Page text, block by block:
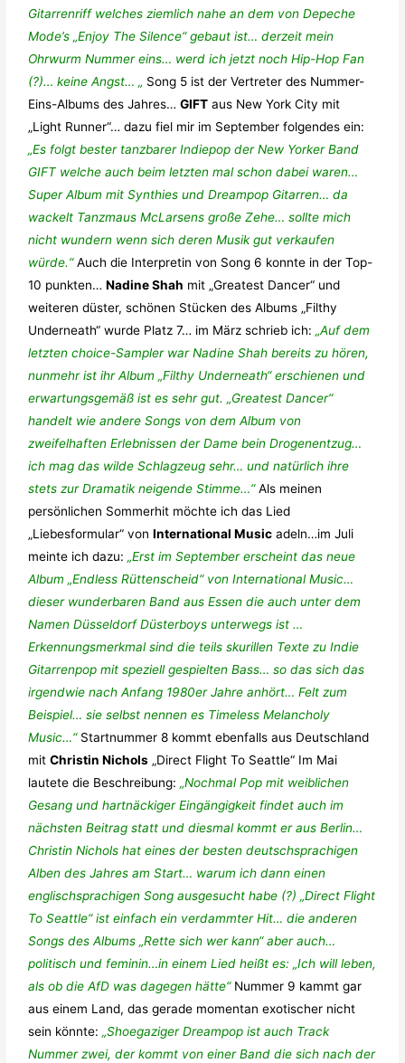
Gitarrenriff welches ziemlich nahe an dem von Depeche
Mode’s „Enjoy The Silence“ gebaut ist… derzeit mein
Ohrwurm Nummer eins… werd ich jetzt noch Hip-Hop Fan
(?)… keine Angst… „ Song 5 ist der Vertreter des Nummer-
Eins-Albums des Jahres…GIFT aus New York City mit
„Light Runner“… dazu fiel mir im September folgendes ein:
„Es folgt bester tanzbarer Indiepop der New Yorker Band
GIFT welche auch beim letzten mal schon dabei waren…
Super Album mit Synthies und Dreampop Gitarren… da
wackelt Tanzmaus McLarsens große Zehe… sollte mich
nicht wundern wenn sich deren Musik gut verkaufen
würde.“Auch die Interpretin von Song 6 konnte in der Top-
10 punkten…Nadine Shah mit „Greatest Dancer“ und
weiteren düster, schönen Stücken des Albums „Filthy
Underneath“ wurde Platz 7… im März schrieb ich:„Auf dem
letzten choice-Sampler war Nadine Shah bereits zu hören,
nunmehr ist ihr Album „Filthy Underneath“ erschienen und
erwartungsgemäß ist es sehr gut. „Greatest Dancer“
handelt wie andere Songs von dem Album von
zweifelhaften Erlebnissen der Dame bein Drogenentzug…
ich mag das wilde Schlagzeug sehr… und natürlich ihre
stets zur Dramatik neigende Stimme…“Als meinen
persönlichen Sommerhit möchte ich das Lied
„Liebesformular“ vonInternational Music adeln…im Juli
meinte ich dazu:„Erst im September erscheint das neue
Album „Endless Rüttenscheid“ von International Music…
dieser wunderbaren Band aus Essen die auch unter dem
Namen Düsseldorf Düsterboys unterwegs ist …
Erkennungsmerkmal sind die teils skurillen Texte zu Indie
Gitarrenpop mit speziell gespielten Bass… so das sich das
irgendwie nach Anfang 1980er Jahre anhört… Felt zum
Beispiel… sie selbst nennen es Timeless Melancholy
Music…“ Startnummer 8 kommt ebenfalls aus Deutschland
mitChristin Nichols „Direct Flight To Seattle“ Im Mai
lautete die Beschreibung:„Nochmal Pop mit weiblichen
Gesang und hartnäckiger Eingängigkeit findet auch im
nächsten Beitrag statt und diesmal kommt er aus Berlin…
Christin Nichols hat eines der besten deutschsprachigen
Alben des Jahres am Start… warum ich dann einen
englischsprachigen Song ausgesucht habe (?) „Direct Flight
To Seattle“ ist einfach ein verdammter Hit… die anderen
Songs des Albums „Rette sich wer kann“ aber auch…
politisch und feminin…in einem Lied heißt es: „Ich will leben,
als ob die AfD was dagegen hätte“Nummer 9 kammt gar
aus einem Land, das gerade momentan exotischer nicht
sein könnte:„Shoegaziger Dreampop ist auch Track
Nummer zwei, der kommt von einer Band die sich nach der